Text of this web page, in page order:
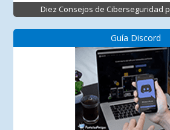
Diez Consejos de Ciberseguridad
Guía Discord